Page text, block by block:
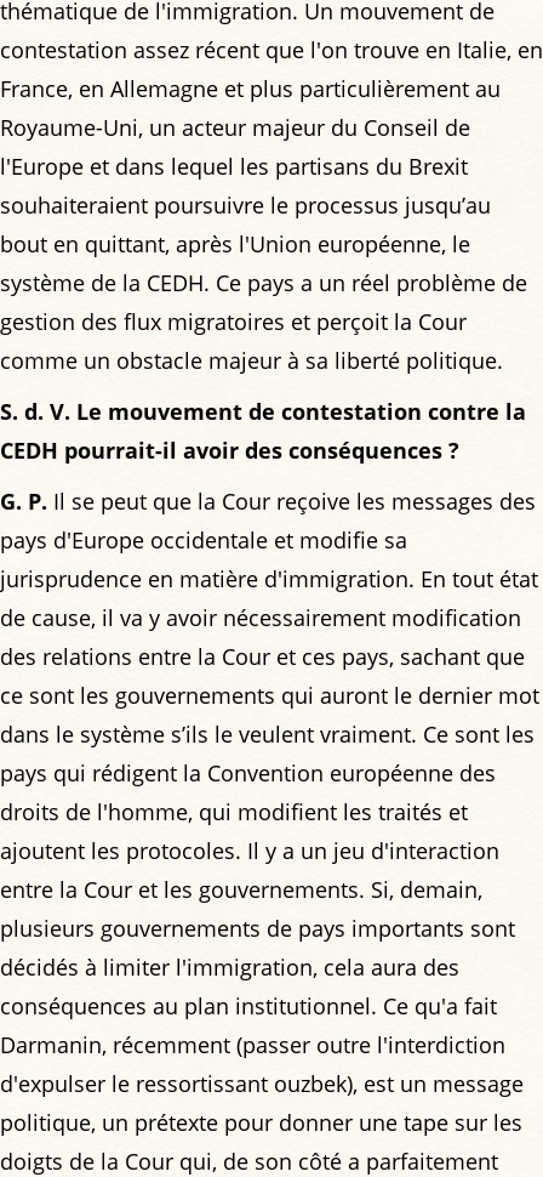
thématique de l'immigration. Un mouvement de
contestation assez récent que l'on trouve en Italie, en
France, en Allemagne et plus particulièrement au
Royaume-Uni, un acteur majeur du Conseil de
l'Europe et dans lequel les partisans du Brexit
souhaiteraient poursuivre le processus jusqu’au
bout en quittant, après l'Union européenne, le
système de la CEDH. Ce pays a un réel problème de
gestion des flux migratoires et perçoit la Cour
comme un obstacle majeur à sa liberté politique.
S. d. V. Le mouvement de contestation contre la
CEDH pourrait-il avoir des conséquences ?
G. P. Il se peut que la Cour reçoive les messages des
pays d'Europe occidentale et modifie sa
jurisprudence en matière d'immigration. En tout état
de cause, il va y avoir nécessairement modification
des relations entre la Cour et ces pays, sachant que
ce sont les gouvernements qui auront le dernier mot
dans le système s’ils le veulent vraiment. Ce sont les
pays qui rédigent la Convention européenne des
droits de l'homme, qui modifient les traités et
ajoutent les protocoles. Il y a un jeu d'interaction
entre la Cour et les gouvernements. Si, demain,
plusieurs gouvernements de pays importants sont
décidés à limiter l'immigration, cela aura des
conséquences au plan institutionnel. Ce qu'a fait
Darmanin, récemment (passer outre l'interdiction
d'expulser le ressortissant ouzbek), est un message
politique, un prétexte pour donner une tape sur les
doigts de la Cour qui, de son côté a parfaitement